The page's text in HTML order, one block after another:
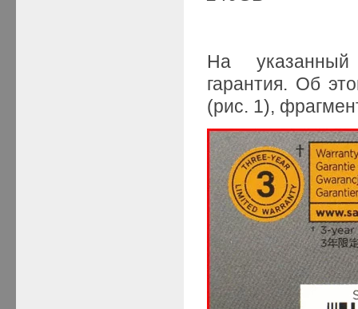
На указанный
гарантия. Об
(рис. 1),